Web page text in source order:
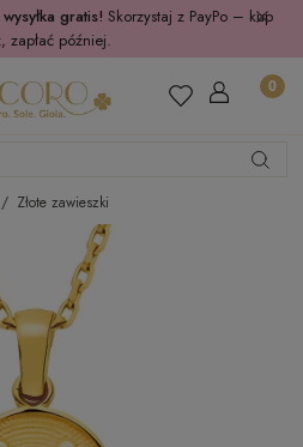
gratis! Skorzystaj z PayPo – kup
zapłać później.
Złote zawieszki